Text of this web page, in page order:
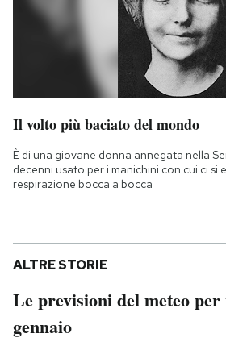
Il volto più baciato del mondo
È di una giovane donna annegata nella
decenni usato per i manichini con cui ci si
respirazione bocca a bocca
ALTRE STORIE
Le previsioni del meteo per
gennaio